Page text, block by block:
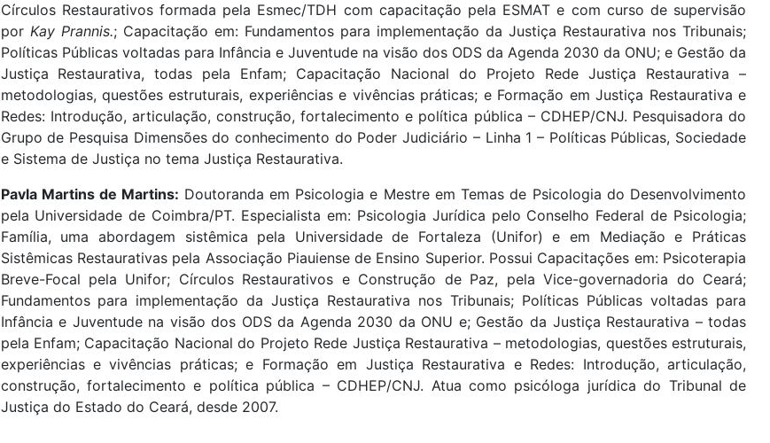
Círculos Restaurativos formada pela Esmec/TDH com capacitação pela ESMAT e com curso de supervisão
por Kay Prannis.; Capacitação em: Fundamentos para implementação da Justiça Restaurativa nos Tribunais;
Políticas Públicas voltadas para Infância e Juventude na visão dos ODS da Agenda 2030 da ONU; e Gestão da
Justiça Restaurativa, todas pela Enfam; Capacitação Nacional do Projeto Rede Justiça Restaurativa –
metodologias, questões estruturais, experiências e vivências práticas; e Formação em Justiça Restaurativa e
Redes: Introdução, articulação, construção, fortalecimento e política pública – CDHEP/CNJ. Pesquisadora do
Grupo de Pesquisa Dimensões do conhecimento do Poder Judiciário – Linha 1 – Políticas Públicas, Sociedade
e Sistema de Justiça no tema Justiça Restaurativa.
Pavla Martins de Martins: Doutoranda em Psicologia e Mestre em Temas de Psicologia do Desenvolvimento
pela Universidade de Coimbra/PT. Especialista em: Psicologia Jurídica pelo Conselho Federal de Psicologia;
Família, uma abordagem sistêmica pela Universidade de Fortaleza (Unifor) e em Mediação e Práticas
Sistêmicas Restaurativas pela Associação Piauiense de Ensino Superior. Possui Capacitações em: Psicoterapia
Breve-Focal pela Unifor; Círculos Restaurativos e Construção de Paz, pela Vice-governadoria do Ceará;
Fundamentos para implementação da Justiça Restaurativa nos Tribunais; Políticas Públicas voltadas para
Infância e Juventude na visão dos ODS da Agenda 2030 da ONU e; Gestão da Justiça Restaurativa – todas
pela Enfam; Capacitação Nacional do Projeto Rede Justiça Restaurativa – metodologias, questões estruturais,
experiências e vivências práticas; e Formação em Justiça Restaurativa e Redes: Introdução, articulação,
construção, fortalecimento e política pública – CDHEP/CNJ. Atua como psicóloga jurídica do Tribunal de
Justiça do Estado do Ceará, desde 2007.